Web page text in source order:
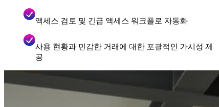
액세스 검토 및 긴급 액세스 워크플로 자동화
사용 현황과 민감한 거래에 대한 포괄적인 가시성 제
공